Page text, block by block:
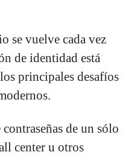
se vuelve cada vez
de identidad está
principales desafíos
de un sólo
center u otros